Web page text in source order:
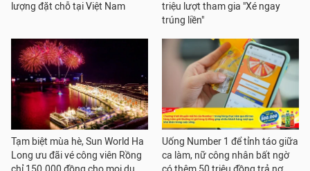
lượng đặt chỗ tại Việt Nam
triệu lượt tham gia "Xé ngay
trúng liền"
Tạm biệt mùa hè, Sun World Ha
Long ưu đãi vé công viên Rồng
Uống Number 1 để tỉnh táo giữa
ca làm, nữ công nhân bất ngờ